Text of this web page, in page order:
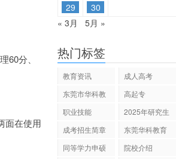
60分、
面在使用
29
30
« 3月
5月 »
热门标签
教育资讯 成人高考
东莞市华科教
高起专
职业技能
2025年研究生
成考招生简章
东莞华科教育
同等学力申硕
院校介绍